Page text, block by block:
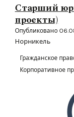
Старший
проекты)
Опубликовано
Норникель
Гражданское
Корпоративное